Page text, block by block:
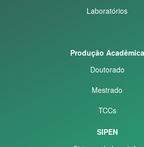
Laboratórios
Produção Acadêmica
Doutorado
Mestrado
TCCs
SIPEN